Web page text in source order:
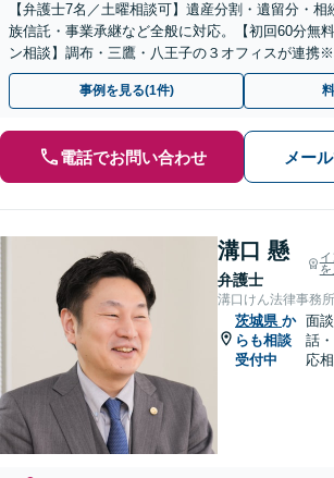
【弁護士7名／土曜相談可】遺産分割・遺留分・相
族信託・事業承継など全般に対応。【初回60分無
ン相談】調布・三鷹・八王子の３オフィスが連携
談など有料相談になるものもございます。
事例を見る(1件)
電話でお問い合わせ メー
溝口 懸
弁護士
を
溝口けん法律事務所
茨城県 か
らも相談
受付中
面
話
応